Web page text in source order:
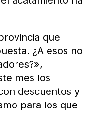
que
¿A esos no
mes los
descuentos y
para los que